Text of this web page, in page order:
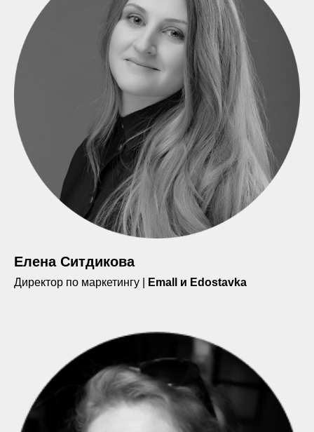
Елена Ситдикова
Директор по маркетингу | Emall и Edostavka